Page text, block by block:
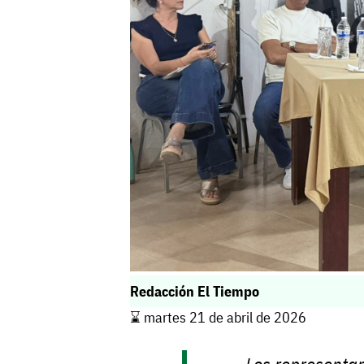
Redacción El Tiempo
⌛️ martes 21 de abril de 2026